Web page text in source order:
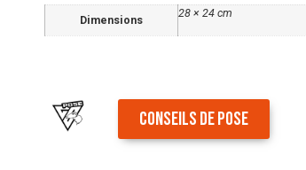
Dimensions
28 × 24 cm
CONSEILS DE POSE